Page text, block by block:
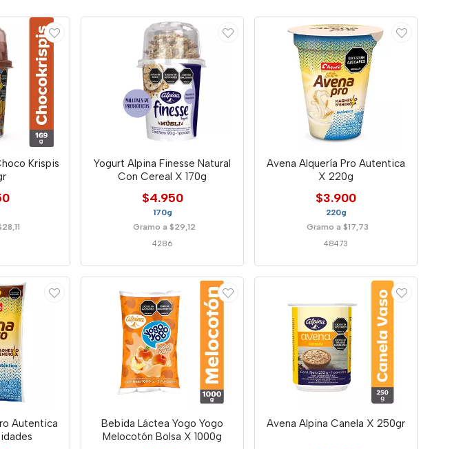
Krispis
Yogurt Alpina Finesse Natural
Con Cereal X 170g
$4.950
170g
Gramo a $29,12
4286
Avena Alquería Pro Autentica
X 220g
$3.900
220g
Gramo a $17,73
48473
Autentica
Bebida Láctea Yogo Yogo
Melocotón Bolsa X 1000g
Avena Alpina Canela X 250gr